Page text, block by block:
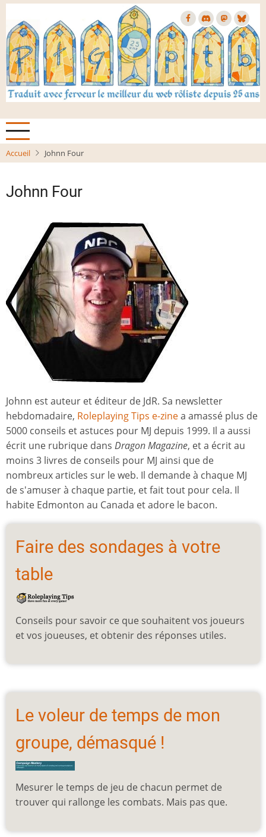
Aller
contenu
principal
Accueil Johnn Four
Johnn Four
Johnn est auteur et éditeur de JdR. Sa newsletter
hebdomadaire, Roleplaying Tips e-zinea amassé plus de
5000 conseils et astuces pour MJ depuis 1999. Il a aussi
écrit une rubrique dans Dragon Magazine, et a écrit au
moins 3 livres de conseils pour MJ ainsi que de
nombreux articles sur le web. Il demande à chaque MJ
de s'amuser à chaque partie, et fait tout pour cela. Il
habite Edmonton au Canada et adore le bacon.
Faire des sondages à votre
table
Conseils pour savoir ce que souhaitent vos joueurs
et vos joueuses, et obtenir des réponses utiles.
Le voleur de temps de mon
groupe, démasqué !
Mesurer le temps de jeu de chacun permet de
trouver qui rallonge les combats. Mais pas que.